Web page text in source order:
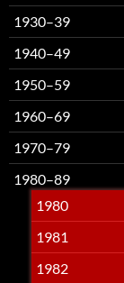
1930–39
1940–49
1950–59
1960–69
1970–79
1980–89
1980
1981
1982